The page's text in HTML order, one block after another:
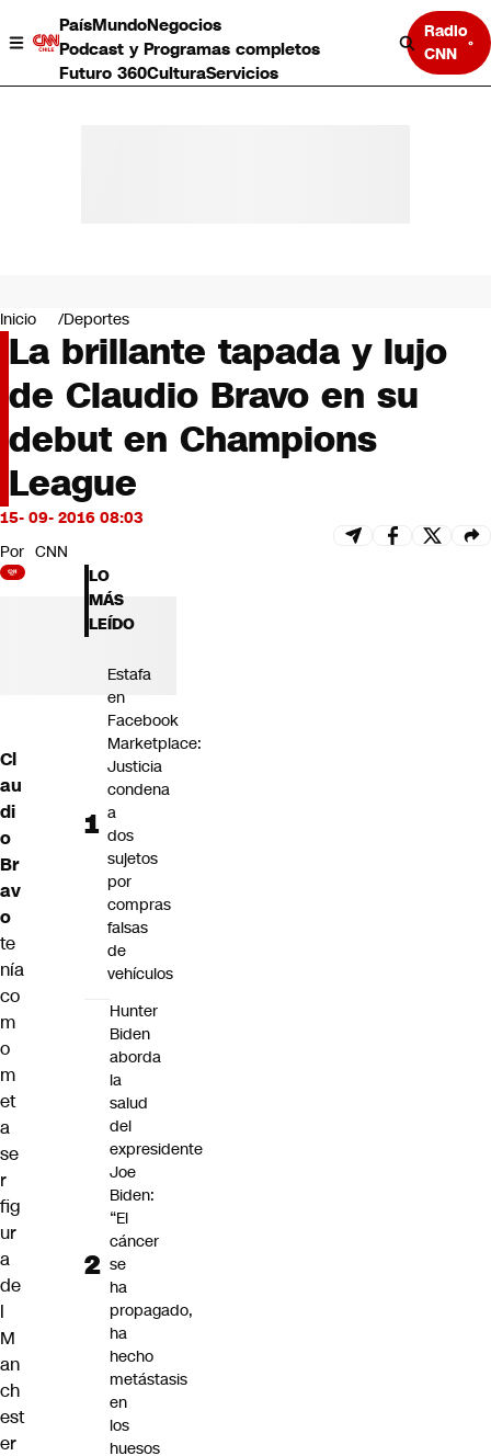
PaísMundoNegocios
Podcast y Programas completos
Futuro 360CulturaServicios
Radio
CNN
Negocios
Deportes
Programas completos
Cultura
Servicios
Bits
CNN tiempo
Futuro 360
Inicio Deportes
La brillante tapada y lujo
de Claudio Bravo en su
debut en Champions
League
15- 09- 2016 08:03
Por CNN
Cl
au
di
o
Br
av
o
te
nía
co
m
o
m
et
a
se
r
fig
ur
a
de
l
M
an
ch
est
er
LO
MÁS
LEÍDO
Estafa
en
Facebook
Marketplace:
Justicia
condena
a
dos
sujetos
por
compras
falsas
de
vehículos
Hunter
Biden
aborda
la
salud
del
expresidente
Joe
Biden:
“El
cáncer
se
ha
propagado,
ha
hecho
metástasis
en
los
huesos